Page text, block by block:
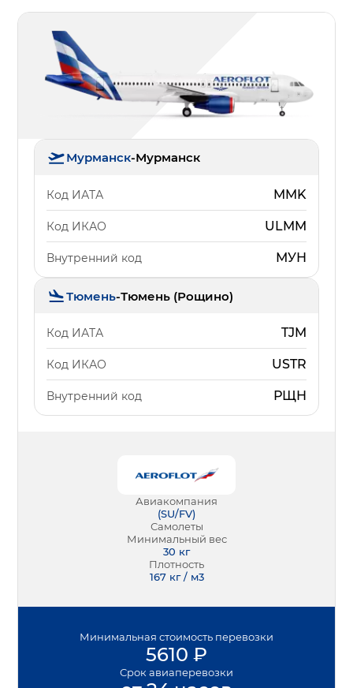
Мурманск-Мурманск
Код ИАТА MMK
Код ИКАО ULMM
Внутренний код МУН
Тюмень-Тюмень (Рощино)
Код ИАТА TJM
Код ИКАО USTR
Внутренний код РЩН
Авиакомпания
(SU/FV)
Самолеты
Минимальный вес
30 кг
Плотность
167 кг / м3
Минимальная стоимость перевозки
5610 ₽
Срок авиаперевозки